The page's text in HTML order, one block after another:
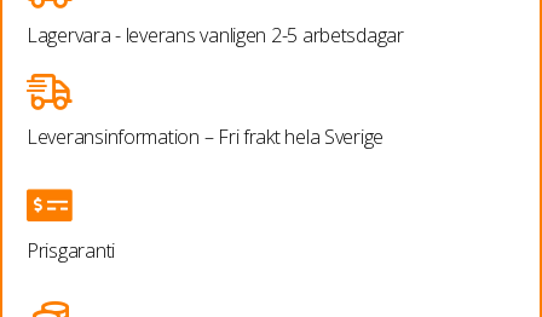
Lagervara - leverans vanligen 2-5 arbetsdagar
Leveransinformation – Fri frakt hela Sverige
Prisgaranti